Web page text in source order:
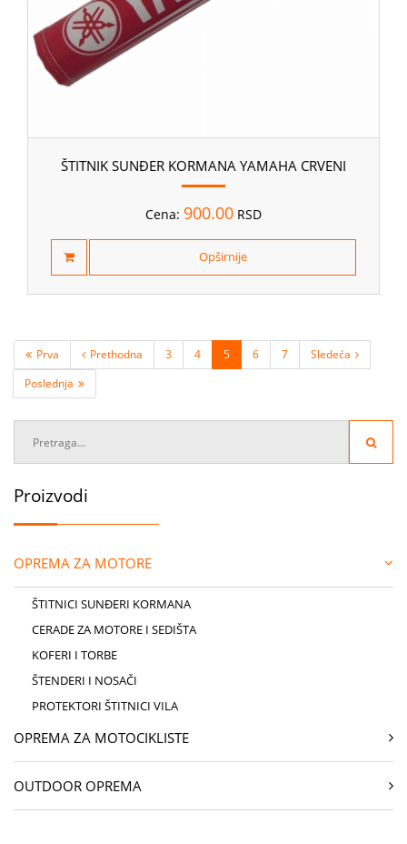
ŠTITNIK SUNĐER KORMANA YAMAHA CRVENI
Cena: 900.00 RSD
Opširnije
Prva Prethodna 3 4 5 6 7
Sledeća
Poslednja
Proizvodi
OPREMA ZA MOTORE
ŠTITNICI SUNĐERI KORMANA
CERADE ZA MOTORE I SEDIŠTA
KOFERI I TORBE
ŠTENDERI I NOSAČI
PROTEKTORI ŠTITNICI VILA
OPREMA ZA MOTOCIKLISTE
OUTDOOR OPREMA